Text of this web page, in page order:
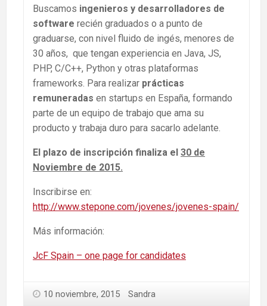
Buscamos ingenieros y desarrolladores de
software recién graduados o a punto de
graduarse, con nivel fluido de ingés, menores de
30 años, que tengan experiencia en Java, JS,
PHP, C/C++, Python y otras plataformas
frameworks. Para realizar prácticas
remuneradas en startups en España, formando
parte de un equipo de trabajo que ama su
producto y trabaja duro para sacarlo adelante.
El plazo de inscripción finaliza el 30 de
Noviembre de 2015.
Inscribirse en:
http://www.stepone.com/jovenes/jovenes-spain/
Más información:
JcF Spain – one page for candidates
10 noviembre, 2015 Sandra